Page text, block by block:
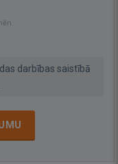
darbības saistībā